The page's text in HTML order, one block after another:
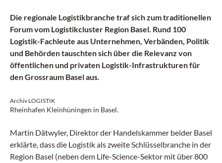
Die regionale Logistikbranche traf sich zum traditionellen
Forum vom Logistikcluster Region Basel. Rund 100
Logistik-Fachleute aus Unternehmen, Verbänden, Politik
und Behörden tauschten sich über die Relevanz von
öffentlichen und privaten Logistik-Infrastrukturen für
den Grossraum Basel aus.
Archiv LOGISTIK
Rheinhafen Kleinhüningen in Basel.
Martin Dätwyler, Direktor der Handelskammer beider Basel
erklärte, dass die Logistik als zweite Schlüsselbranche in der
Region Basel (neben dem Life-Science-Sektor mit über 800